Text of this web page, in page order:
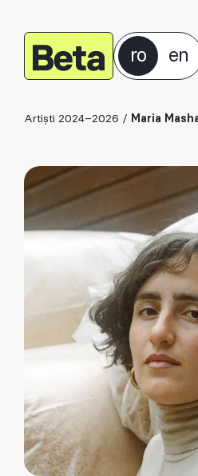
ro en
Artiști 2024–2026 / Maria